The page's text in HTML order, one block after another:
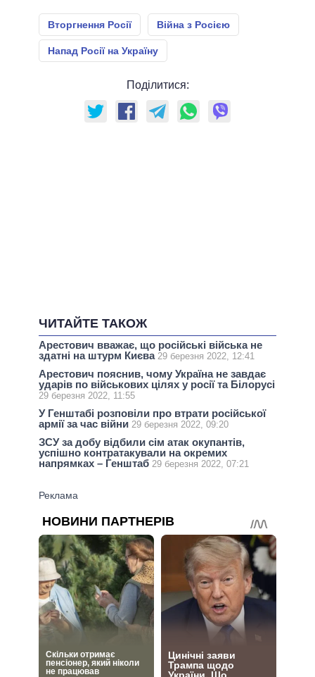
Вторгнення Росії Війна з Росією
Напад Росії на Україну
Поділитися:
ЧИТАЙТЕ ТАКОЖ
Арестович вважає, що російські війська не
здатні на штурм Києва 29 березня 2022, 12:41
Арестович пояснив, чому Україна не завдає
ударів по військових цілях у росії та Білорусі
29 березня 2022, 11:55
У Генштабі розповіли про втрати російської
армії за час війни 29 березня 2022, 09:20
ЗСУ за добу відбили сім атак окупантів,
успішно контратакували на окремих
напрямках – Генштаб 29 березня 2022, 07:21